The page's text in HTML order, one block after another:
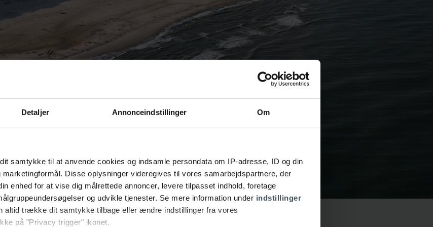
Detaljer Annonceindstillinger Om
samtykke til at anvende cookies og indsamle persondata om IP-adresse, ID og din
Disse oplysninger videregives til vores samarbejdspartnere, der
enhed for at vise dig målrettede annoncer, levere tilpasset indhold, foretage
og udvikle tjenester. Se mere information under indstillinger
altid trække dit samtykke tilbage eller ændre indstillinger fra vores
på "Privacy trigger" ikonet.
VESTERHAVSFERIE